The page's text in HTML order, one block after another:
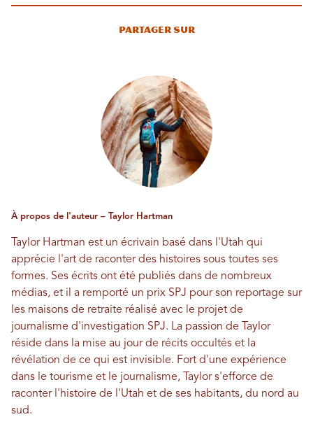
Partager sur
À propos de l'auteur – Taylor Hartman
Taylor Hartman est un écrivain basé dans l'Utah qui
apprécie l'art de raconter des histoires sous toutes ses
formes. Ses écrits ont été publiés dans de nombreux
médias, et il a remporté un prix SPJ pour son reportage sur
les maisons de retraite réalisé avec le projet de
journalisme d'investigation SPJ. La passion de Taylor
réside dans la mise au jour de récits occultés et la
révélation de ce qui est invisible. Fort d'une expérience
dans le tourisme et le journalisme, Taylor s'efforce de
raconter l'histoire de l'Utah et de ses habitants, du nord au
sud.